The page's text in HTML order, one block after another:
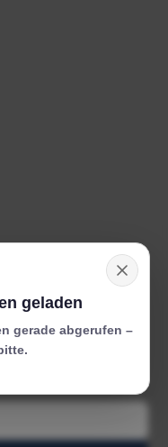
geladen
gerade abgerufen –